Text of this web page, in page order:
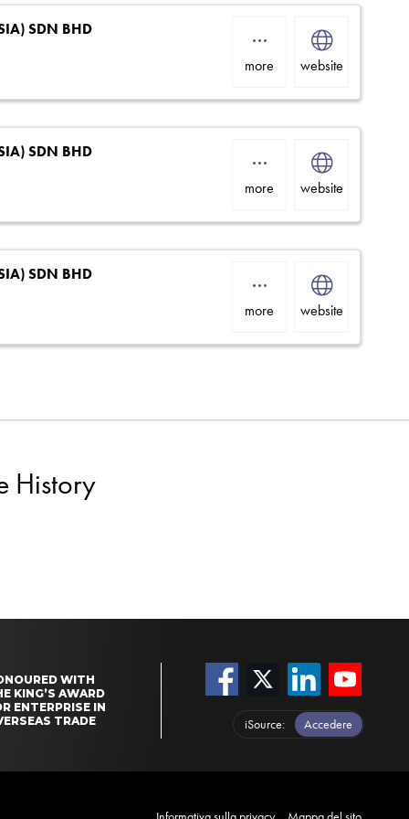
SDN BHD
more website
SDN BHD
more website
SDN BHD
more website
History
WITH
KING’S AWARD
ENTERPRISE IN
TRADE
iSource Accedere